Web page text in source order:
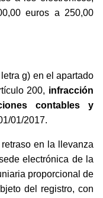
euros a 250,00
g) en el apartado
200, infracción
contables y
01/2017.
en la llevanza
electrónica de la
proporcional de
del registro, con